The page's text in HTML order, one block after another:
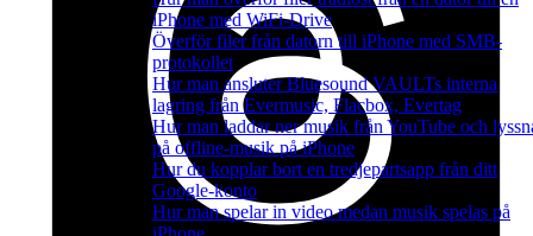
iPhone med WiFi-Drive
Överför filer från datorn till iPhone med SMB-
protokollet
Hur man ansluter Bluesound VAULTs interna
lagring från Evermusic, Flacbox, Evertag
Hur man laddar ner musik från YouTube och
på offline-musik på iPhone
Hur du kopplar bort en tredjepartsapp från ditt
Google-konto
Hur man spelar in video medan musik spelas på